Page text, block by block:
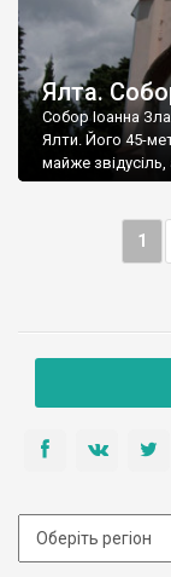
Ялта.
Собор Іоанна
Ялти. Його 45-
майже
1